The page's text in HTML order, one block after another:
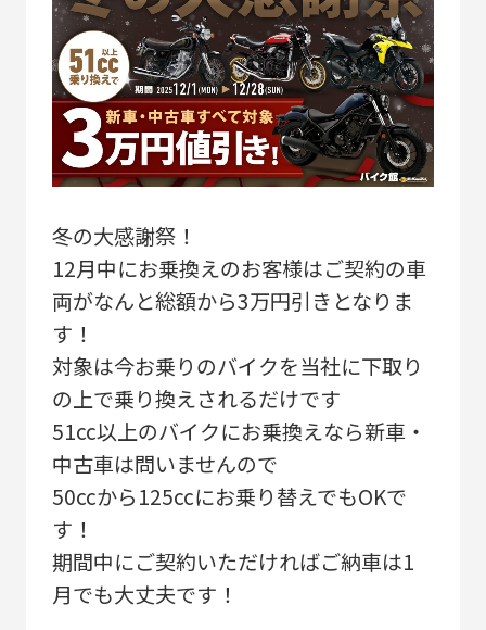
冬の大感謝祭！
12月中にお乗換えのお客様はご契約の車
両がなんと総額から3万円引きとなりま
す！
対象は今お乗りのバイクを当社に下取り
の上で乗り換えされるだけです
51cc以上のバイクにお乗換えなら新車・
中古車は問いませんので
50ccから125ccにお乗り替えでもOKで
す！
期間中にご契約いただければご納車は1
月でも大丈夫です！